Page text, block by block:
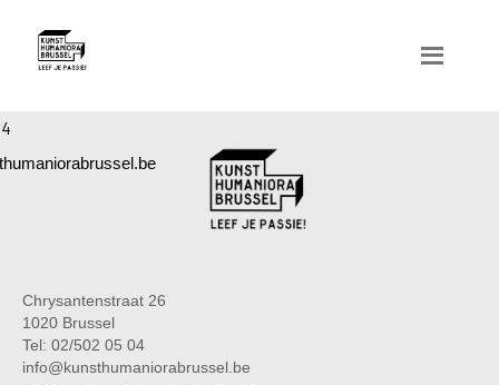
Chrysantenstraat 26
1020 Brussel
Tel: 02/502 05 04
info@kunsthumaniorabrussel.be